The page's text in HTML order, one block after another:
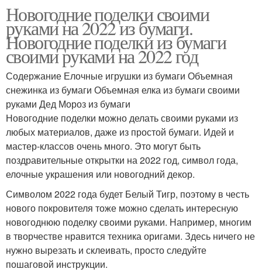
Новогодние поделки своими
руками на 2022 из бумаги.
Новогодние поделки из бумаги
своими руками на 2022 год
Содержание Елочные игрушки из бумаги Объемная
снежинка из бумаги Объемная елка из бумаги своими
руками Дед Мороз из бумаги
Новогодние поделки можно делать своими руками из
любых материалов, даже из простой бумаги. Идей и
мастер-классов очень много. Это могут быть
поздравительные открытки на 2022 год, символ года,
елочные украшения или новогодний декор.
Символом 2022 года будет Белый Тигр, поэтому в честь
нового покровителя тоже можно сделать интересную
новогоднюю поделку своими руками. Например, многим
в творчестве нравится техника оригами. Здесь ничего не
нужно вырезать и склеивать, просто следуйте
пошаговой инструкции.